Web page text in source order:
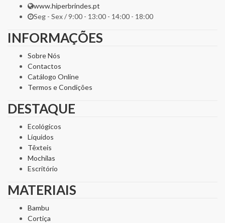
www.hiperbrindes.pt
Seg - Sex / 9:00 - 13:00 - 14:00 - 18:00
INFORMAÇÕES
Sobre Nós
Contactos
Catálogo Online
Termos e Condições
DESTAQUE
Ecológicos
Líquidos
Têxteis
Mochilas
Escritório
MATERIAIS
Bambu
Cortiça